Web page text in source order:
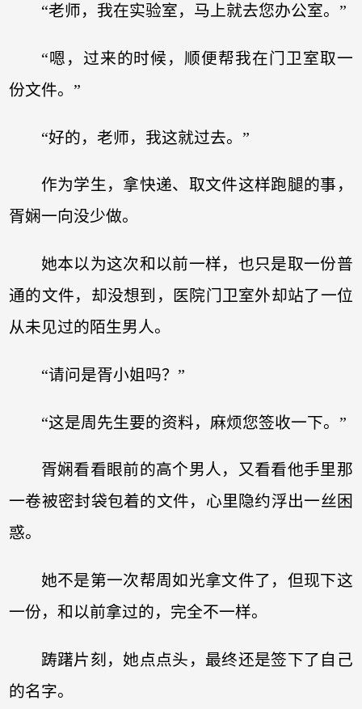
“老师，我在实验室，马上就去您办公室。”
“嗯，过来的时候，顺便帮我在门卫室取一
份文件。”
“好的，老师，我这就过去。”
作为学生，拿快递、取文件这样跑腿的事，
胥娴一向没少做。
她本以为这次和以前一样，也只是取一份普
通的文件，却没想到，医院门卫室外却站了一位
从未见过的陌生男人。
“请问是胥小姐吗？”
“这是周先生要的资料，麻烦您签收一下。”
胥娴看看眼前的高个男人，又看看他手里那
一卷被密封袋包着的文件，心里隐约浮出一丝困
惑。
她不是第一次帮周如光拿文件了，但现下这
一份，和以前拿过的，完全不一样。
踌躇片刻，她点点头，最终还是签下了自己
的名字。